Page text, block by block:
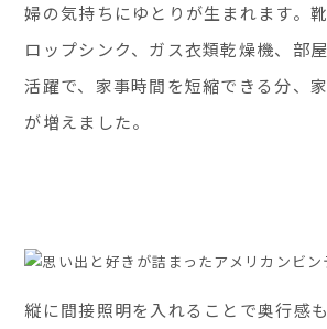
婦の気持ちにゆとりが生まれます。
ロップシンク、ガス衣類乾燥機、部
活躍で、家事時間を短縮できる分、
が増えました。
縦に間接照明を入れることで奥行感